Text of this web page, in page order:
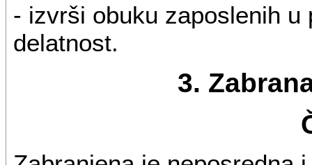
- izvrši obuku zaposlenih
delatnost.
3.